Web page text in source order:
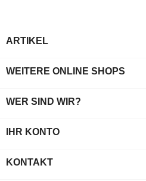
ARTIKEL
WEITERE ONLINE SHOPS
WER SIND WIR?
IHR KONTO
KONTAKT